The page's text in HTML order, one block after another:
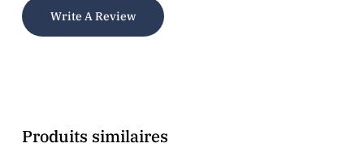
Write A Review
Produits similaires